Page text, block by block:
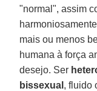
"normal", assim
mais ou menos
humana à força
desejo. Ser
bissexual , fluido